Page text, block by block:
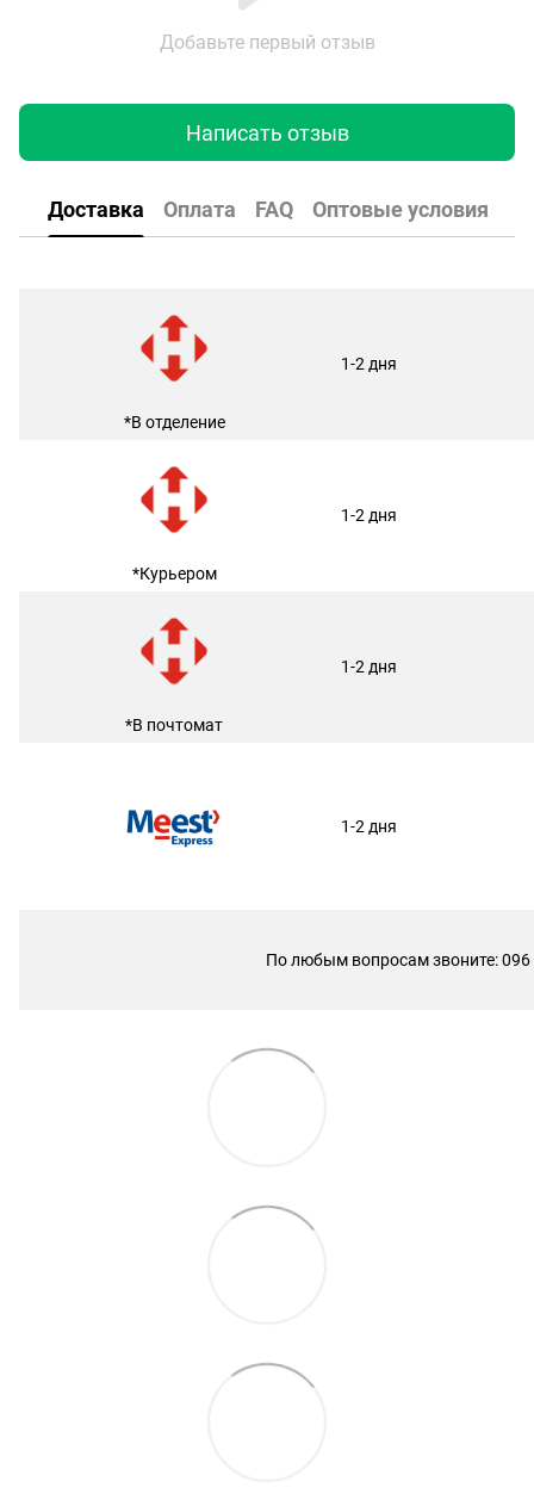
Добавьте первый отзыв
Написать отзыв
Доставка Оплата FAQ Оптовые условия
*В отделение
1-2 дня
*Курьером
1-2 дня
*В почтомат
1-2 дня
1-2 дня
По любым вопросам звоните: 096